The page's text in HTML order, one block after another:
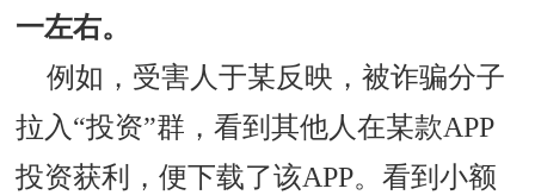
一左右。
例如，受害人于某反映，被诈骗分子
拉入“投资”群，看到其他人在某款APP
投资获利，便下载了该APP。看到小额